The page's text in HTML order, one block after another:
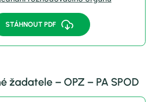
STÁHNOUT PDF
žadatele – OPZ – PA SPOD